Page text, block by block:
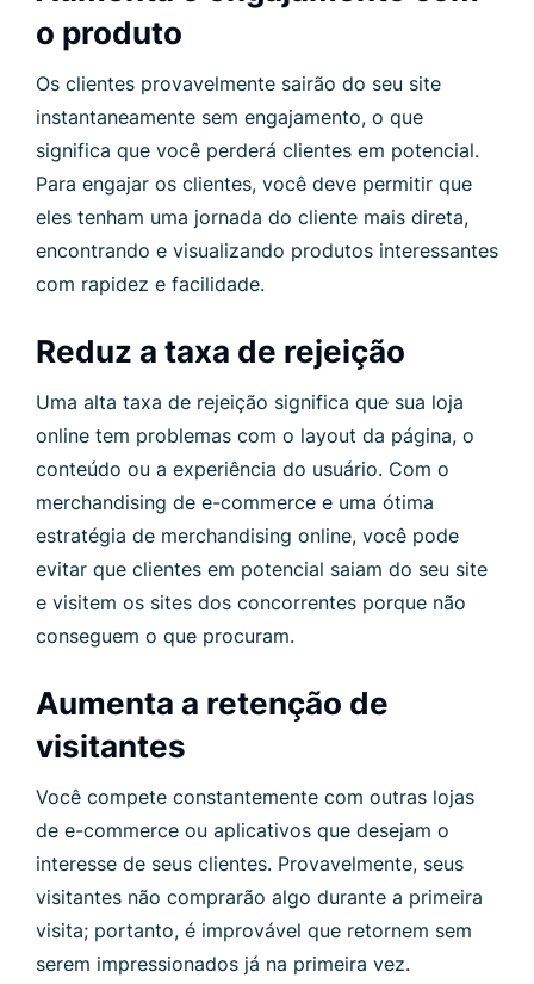
o produto
Os clientes provavelmente sairão do seu site
instantaneamente sem engajamento, o que
significa que você perderá clientes em potencial.
Para engajar os clientes, você deve permitir que
eles tenham uma jornada do cliente mais direta,
encontrando e visualizando produtos interessantes
com rapidez e facilidade.
Reduz a taxa de rejeição
Uma alta taxa de rejeição significa que sua loja
online tem problemas com o layout da página, o
conteúdo ou a experiência do usuário. Com o
merchandising de e-commerce e uma ótima
estratégia de merchandising online, você pode
evitar que clientes em potencial saiam do seu site
e visitem os sites dos concorrentes porque não
conseguem o que procuram.
Aumenta a retenção de
visitantes
Você compete constantemente com outras lojas
de e-commerce ou aplicativos que desejam o
interesse de seus clientes. Provavelmente, seus
visitantes não comprarão algo durante a primeira
visita; portanto, é improvável que retornem sem
serem impressionados já na primeira vez.